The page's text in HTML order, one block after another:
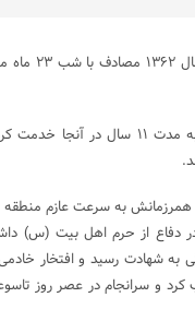
به گزارش پایگاه خبری
بعد از اتمام خدمت سربازی به استخدام تیپ المهدی (عج) درآمد
همرزمانش به سرعت عازم
دفاع از حرم اهل بیت (س)
۹۴ در مبارزه با تکفیری ‌های تروریست، در سن ۳۲ سالگی به شهادت
و سرانجام در عصر روز